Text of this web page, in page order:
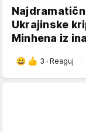
Ukrajinske
Minhena iz
3 · Reaguj